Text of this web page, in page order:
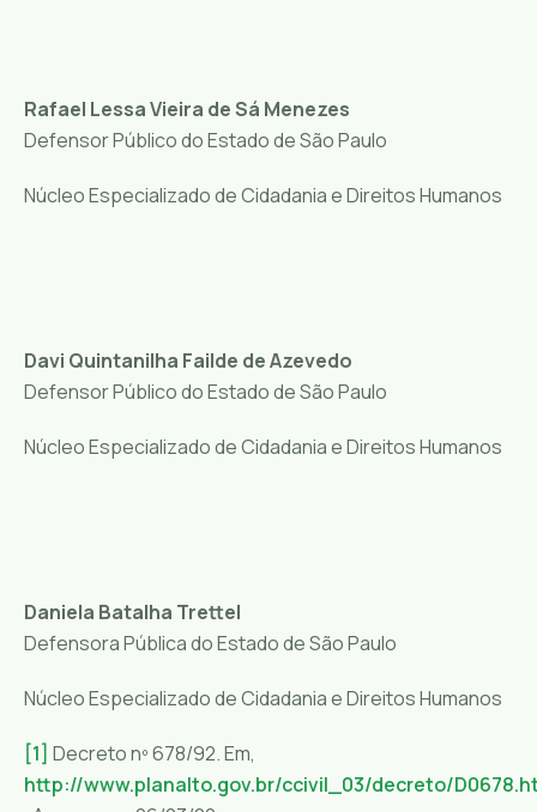
Rafael Lessa Vieira de Sá Menezes
Defensor Público do Estado de São Paulo
Núcleo Especializado de Cidadania e Direitos Humanos
Davi Quintanilha Failde de Azevedo
Defensor Público do Estado de São Paulo
Núcleo Especializado de Cidadania e Direitos Humanos
Daniela Batalha Trettel
Defensora Pública do Estado de São Paulo
Núcleo Especializado de Cidadania e Direitos Humanos
[1] Decreto nº 678/92. Em,
http://www.planalto.gov.br/ccivil_03/decreto/